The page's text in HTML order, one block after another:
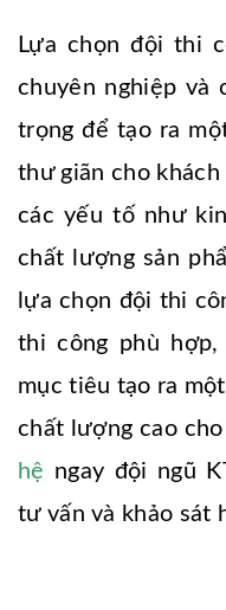
Lựa chọn đội thi
chuyên nghiệp và
trọng để tạo ra
thư giãn cho khách
các yếu tố như
chất lượng sản
lựa chọn đội thi
thi công phù
mục tiêu tạo ra
chất lượng cao
hệ ngay đội ngũ
tư vấn và khảo sát